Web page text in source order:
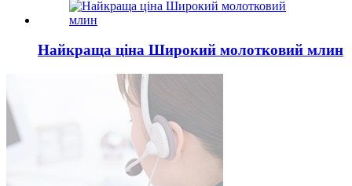
Найкраща ціна Широкий молотковий млин